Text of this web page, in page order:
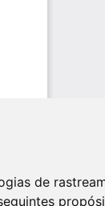
de